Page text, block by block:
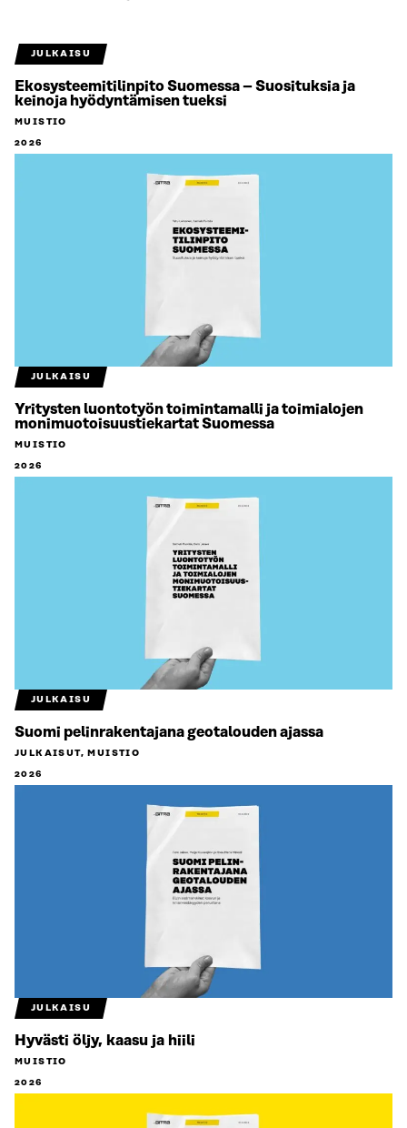
JULKAISU
Ekosysteemitilinpito Suomessa – Suosituksia ja
keinoja hyödyntämisen tueksi
MUISTIO
2026
JULKAISU
Yritysten luontotyön toimintamalli ja toimialojen
monimuotoisuustiekartat Suomessa
MUISTIO
2026
JULKAISU
Suomi pelinrakentajana geotalouden ajassa
JULKAISUT, MUISTIO
2026
JULKAISU
Hyvästi öljy, kaasu ja hiili
MUISTIO
2026